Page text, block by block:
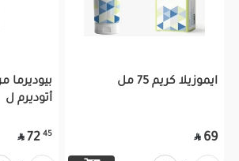
ايموزيلا كريم 75 مل
69

أتوديرم ل
45
72
